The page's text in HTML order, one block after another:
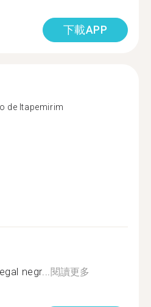
下載APP
de Itapemirim
negr...閱讀更多